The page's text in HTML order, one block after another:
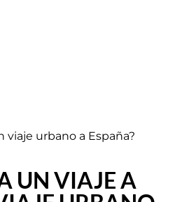
viaje urbano a España?
UN VIAJE A